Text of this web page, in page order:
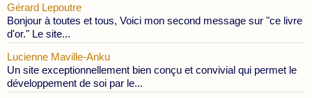
Gérard Lepoutre
Bonjour à toutes et tous, Voici mon second message sur "ce livre
d'or." Le site...
Lucienne Maville-Anku
Un site exceptionnellement bien conçu et convivial qui permet le
développement de soi par le...